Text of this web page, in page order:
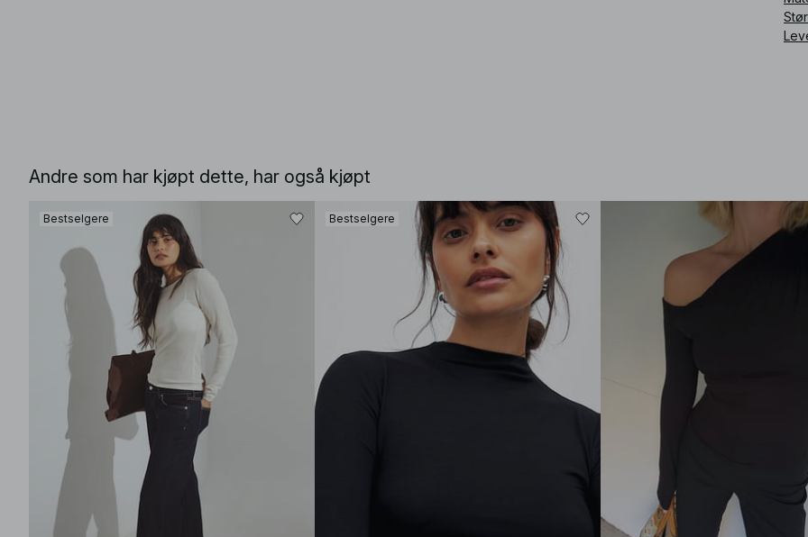
Andre som har kjøpt dette, har også kjøpt
Bestselgere Bestselgere